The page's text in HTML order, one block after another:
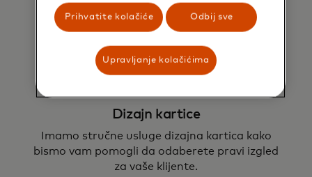
Dizajn kartice
Imamo stručne usluge dizajna kartica kako
bismo vam pomogli da odaberete pravi izgled
za vaše klijente.
Prihvatite kolačiće Odbij sve
Upravljanje kolačićima